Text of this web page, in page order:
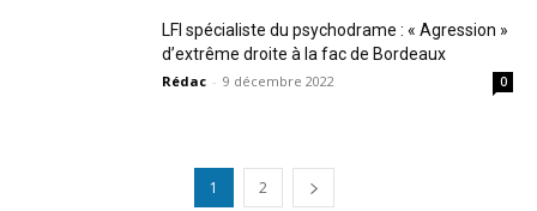
LFI spécialiste du psychodrame : « Agression »
d’extrême droite à la fac de Bordeaux
Rédac - 9 décembre 2022 0
1 2